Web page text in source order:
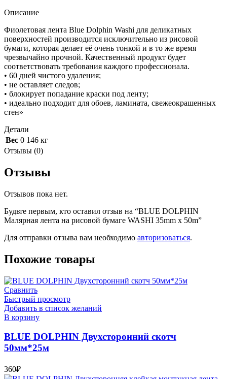
50m
Описание
Фиолетовая лента Blue Dolphin Washi для деликатных
поверхностей производится исключительно из рисовой
бумаги, которая делает её очень тонкой и в то же время
чрезвычайно прочной. Качественный продукт будет
соответствовать требования каждого профессионала.
• 60 дней чистого удаления;
• не оставляет следов;
• блокирует попадание краски под ленту;
• идеально подходит для обоев, ламината, свежеокрашенных
стен»
Детали
Вес 0 146 кг
Отзывы (0)
Отзывы
Отзывов пока нет.
Будьте первым, кто оставил отзыв на “BLUE DOLPHIN
Малярная лента на рисовой бумаге WASHI 35mm x 50m”
Для отправки отзыва вам необходимо авторизоваться.
Похожие товары
Сравнить
Быстрый просмотр
Добавить в список желаний
В корзину
BLUE DOLPHIN Двухсторонний скотч
50мм*25м
360₽